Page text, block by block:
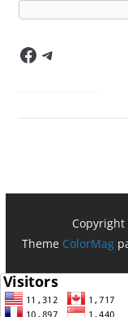
Facebook Telegram
Theme ColorMag